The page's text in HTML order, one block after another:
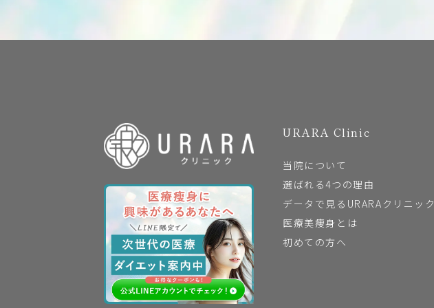
URARA Clinic
当院について
選ばれる4つの理由
データで見るURARAクリニック
医療美痩身とは
初めての方へ